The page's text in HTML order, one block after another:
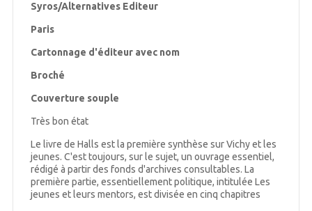
Syros/Alternatives Editeur
Paris
Cartonnage d'éditeur avec nom
Broché
Couverture souple
Très bon état
Le livre de Halls est la première synthèse sur Vichy et les
jeunes. C'est toujours, sur le sujet, un ouvrage essentiel,
rédigé à partir des fonds d'archives consultables. La
première partie, essentiellement politique, intitulée Les
jeunes et leurs mentors, est divisée en cinq chapitres